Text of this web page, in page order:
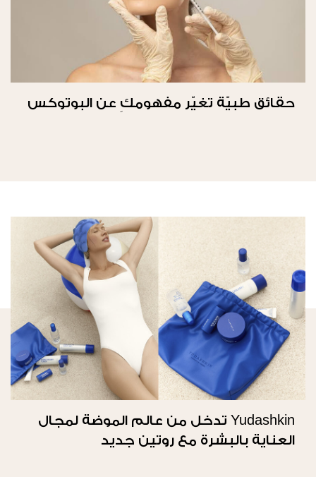
حقائق طبيّة تغيّر مفهومكِ عن البوتوكس
Yudashkin تدخل من عالم الموضة لمجال
العناية بالبشرة مع روتين جديد